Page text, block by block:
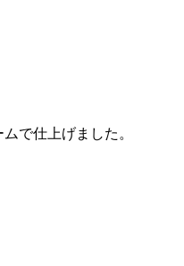
で仕上げました。